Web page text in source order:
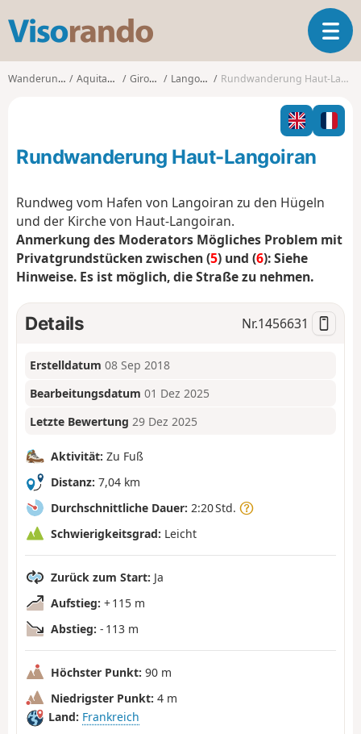
s
o
T
o
g
l
n
t
Wanderungen Aquitanien Gironde Langoiran Rundwanderung Haut-Langoiran
Rundwanderung Haut-Langoiran
Rundweg vom Hafen von Langoiran zu den Hügeln
und der Kirche von Haut-Langoiran.
Anmerkung des Moderators Mögliches Problem mit
Privatgrundstücken zwischen (5) und (6): Siehe
Hinweise. Es ist möglich, die Straße zu nehmen.
Details Nr.1456631
Erstelldatum 08 Sep 2018
Bearbeitungsdatum 01 Dez 2025
Letzte Bewertung 29 Dez 2025
Aktivität: Zu Fuß
Distanz: 7,04 km
Durchschnittliche Dauer: 2:20 Std.
Schwierigkeitsgrad: Leicht
Zurück zum Start: Ja
Aufstieg: + 115 m
Abstieg: - 113 m
Höchster Punkt: 90 m
Niedrigster Punkt: 4 m
Land: Frankreich